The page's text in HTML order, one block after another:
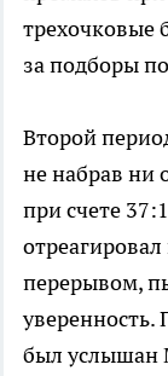
трехочковые
за подборы
Второй
не набрав ни
при счете
перерывом,
уверенность.
был услышан